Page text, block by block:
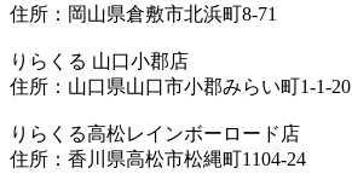
住所：岡山県倉敷市北浜町8-71
りらくる 山口小郡店
住所：山口県山口市小郡みらい町1-1-20
りらくる高松レインボーロード店
住所：香川県高松市松縄町1104-24